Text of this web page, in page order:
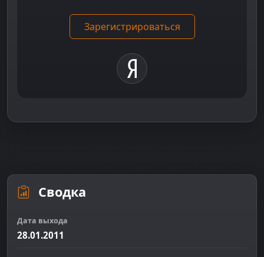
Зарегистрироваться
Сводка
Дата выхода
28.01.2011